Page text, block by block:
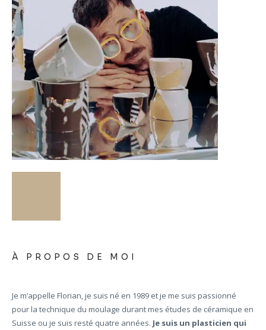
À PROPOS DE MOI
Je m’appelle Florian, je suis né en 1989 et je me suis passionné
pour la technique du moulage durant mes études de céramique en
Suisse ou je suis resté quatre années. Je suis un plasticien qui